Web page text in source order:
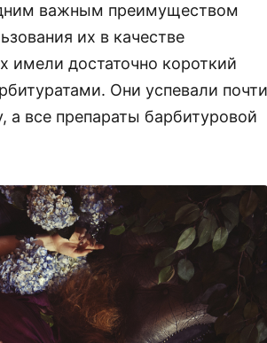
важным преимуществом
их в качестве
имели достаточно короткий
Они успевали почти
а все препараты барбитуровой